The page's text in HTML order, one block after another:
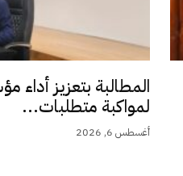
المطالبة بتعزيز
لمواكبة متطلبات...
أغسطس 6, 2026